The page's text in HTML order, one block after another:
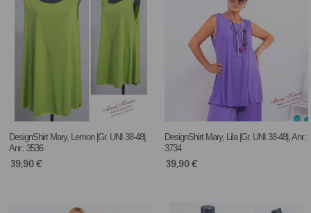
DesignShirt Mary, Lemon |Gr. UNI 38-48|,
Anr.: 3536
39,90€
DesignShirt Mary, Lila |Gr. UNI 38-48|, Anr.:
3734
39,90€